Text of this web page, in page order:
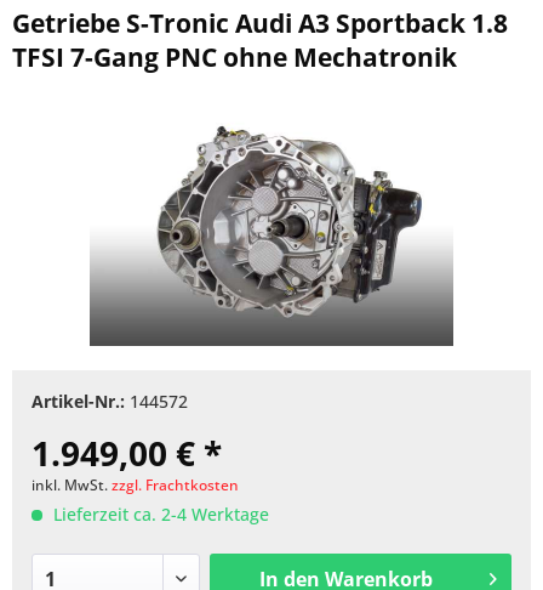
Getriebe S-Tronic Audi A3 Sportback 1.8
TFSI 7-Gang PNC ohne Mechatronik
Artikel-Nr.: 144572
1.949,00 € *
inkl. MwSt.zzgl. Frachtkosten
Lieferzeit ca. 2-4 Werktage
In den Warenkorb